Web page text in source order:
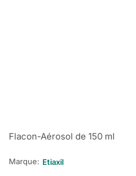
Flacon-Aérosol de 150 ml
Marque: Etiaxil